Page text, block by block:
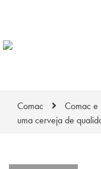
Comac
Comac e
uma cerveja de